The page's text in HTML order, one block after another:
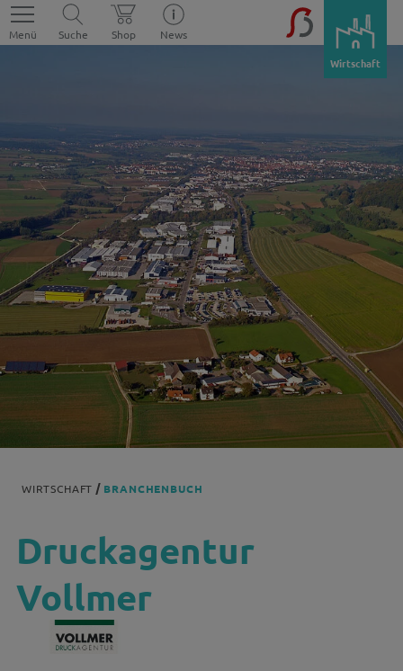
Menü Suche Shop
News
Wirtschaft
WIRTSCHAFT BRANCHENBUCH
Druckagentur
Vollmer